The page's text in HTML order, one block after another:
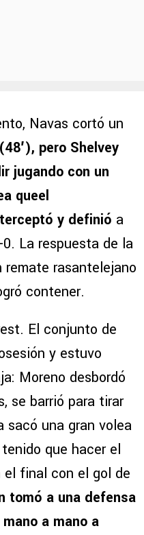
Navas cortó un
pero Shelvey
jugando con un
queel
y definió a
La respuesta de la
rasantelejano
contener.
El conjunto de
y estuvo
Moreno desbordó
se barrió para tirar
sacó una gran volea
que hacer el
final con el gol de
tomó a una defensa
a mano a